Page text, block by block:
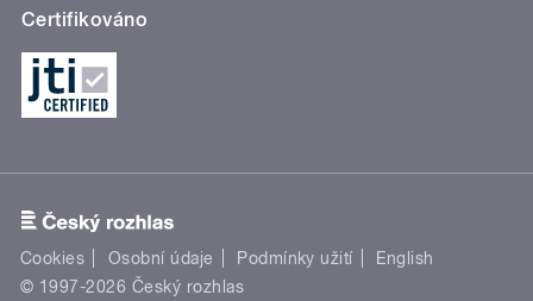
Certifikováno
Cookies Osobní údaje Podmínky užití
English
© 1997-2026 Český rozhlas